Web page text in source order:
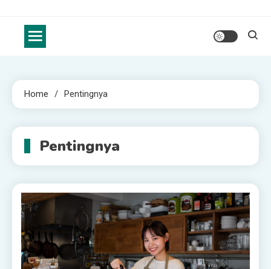
Home Pentingnya
Pentingnya